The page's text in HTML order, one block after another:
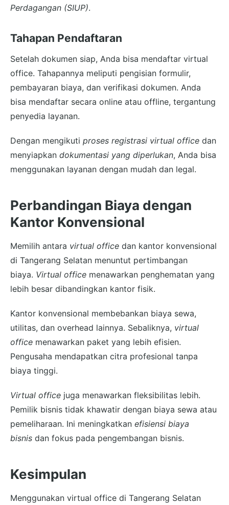
Perdagangan (SIUP).
Tahapan Pendaftaran
Setelah dokumen siap, Anda bisa mendaftar virtual
office. Tahapannya meliputi pengisian formulir,
pembayaran biaya, dan verifikasi dokumen. Anda
bisa mendaftar secara online atau offline, tergantung
penyedia layanan.
Dengan mengikuti proses registrasi virtual office dan
menyiapkan dokumentasi yang diperlukan, Anda bisa
menggunakan layanan dengan mudah dan legal.
Perbandingan Biaya dengan
Kantor Konvensional
Memilih antara virtual office dan kantor konvensional
di Tangerang Selatan menuntut pertimbangan
biaya. Virtual office menawarkan penghematan yang
lebih besar dibandingkan kantor fisik.
Kantor konvensional membebankan biaya sewa,
utilitas, dan overhead lainnya. Sebaliknya, virtual
office menawarkan paket yang lebih efisien.
Pengusaha mendapatkan citra profesional tanpa
biaya tinggi.
Virtual office juga menawarkan fleksibilitas lebih.
Pemilik bisnis tidak khawatir dengan biaya sewa atau
pemeliharaan. Ini meningkatkan efisiensi biaya
bisnis dan fokus pada pengembangan bisnis.
Kesimpulan
Menggunakan virtual office di Tangerang Selatan